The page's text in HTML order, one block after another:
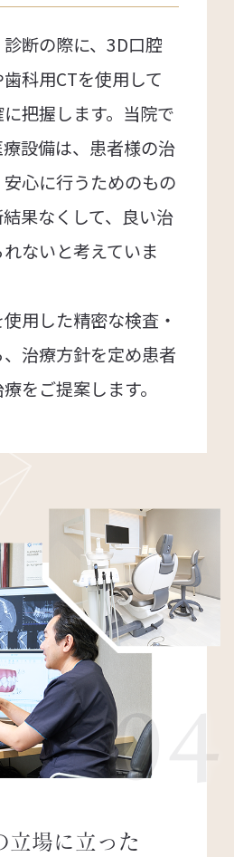
断の際に、3D口腔
科用CTを使用して
把握します。当院で
設備は、患者様の治
心に行うためのもの
果なくして、良い治
ないと考えていま
用した精密な検査・
治療方針を定め患者
をご提案します。
04
立場に立った